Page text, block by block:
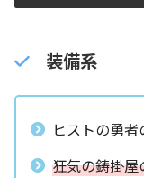
装備系
ヒストの勇
狂気の鋳掛